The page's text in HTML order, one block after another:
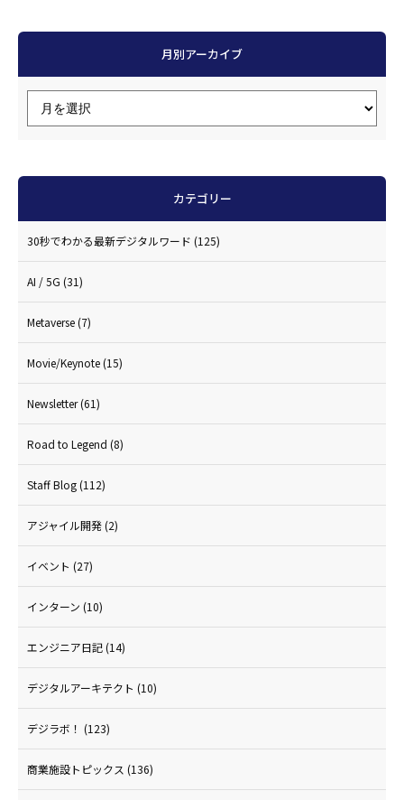
月別アーカイブ
カテゴリー
30秒でわかる最新デジタルワード (125)
AI / 5G (31)
Metaverse(7)
Movie/Keynote(15)
Newsletter(61)
Road to Legend (8)
Staff Blog(112)
アジャイル開発(2)
イベント (27)
インターン (10)
エンジニア日記(14)
デジタルアーキテクト (10)
デジラボ！ (123)
商業施設トピックス (136)